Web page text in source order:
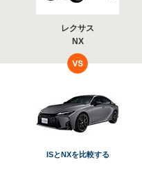
レクサス
NX
ISとNXを比較する